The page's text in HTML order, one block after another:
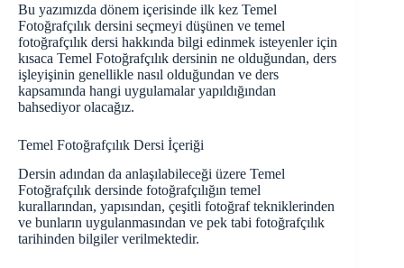
Bu yazımızda dönem içerisinde ilk kez Temel
Fotoğrafçılık dersini seçmeyi düşünen ve temel
fotoğrafçılık dersi hakkında bilgi edinmek isteyenler için
kısaca Temel Fotoğrafçılık dersinin ne olduğundan, ders
işleyişinin genellikle nasıl olduğundan ve ders
kapsamında hangi uygulamalar yapıldığından
bahsediyor olacağız.
Temel Fotoğrafçılık Dersi İçeriği
Dersin adından da anlaşılabileceği üzere Temel
Fotoğrafçılık dersinde fotoğrafçılığın temel
kurallarından, yapısından, çeşitli fotoğraf tekniklerinden
ve bunların uygulanmasından ve pek tabi fotoğrafçılık
tarihinden bilgiler verilmektedir.